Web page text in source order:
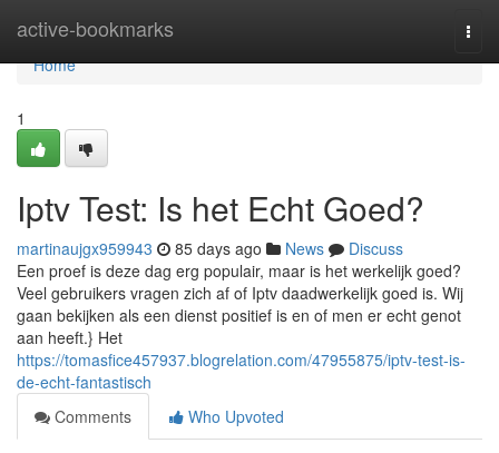
active-bookmarks
Home
Home
1
Iptv Test: Is het Echt Goed?
martinaujgx959943 85 days ago News
Discuss
Een proef is deze dag erg populair, maar is het werkelijk goed?
Veel gebruikers vragen zich af of Iptv daadwerkelijk goed is. Wij
gaan bekijken als een dienst positief is en of men er echt genot
aan heeft.} Het
https://tomasfice457937.blogrelation.com/47955875/iptv-test-is-
de-echt-fantastisch
Comments
Who Upvoted